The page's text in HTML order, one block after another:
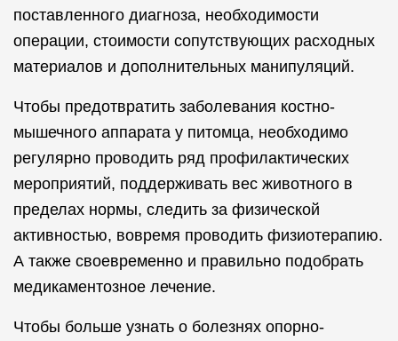
поставленного диагноза, необходимости
операции, стоимости сопутствующих расходных
материалов и дополнительных манипуляций.
Чтобы предотвратить заболевания костно-
мышечного аппарата у питомца, необходимо
регулярно проводить ряд профилактических
мероприятий, поддерживать вес животного в
пределах нормы, следить за физической
активностью, вовремя проводить физиотерапию.
А также своевременно и правильно подобрать
медикаментозное лечение.
Чтобы больше узнать о болезнях опорно-